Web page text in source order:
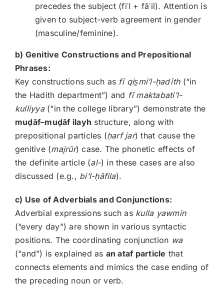
precedes the subject (fiʿl + fāʿil). Attention is
given to subject-verb agreement in gender
(masculine/feminine).
b) Genitive Constructions and Prepositional
Phrases:
Key constructions such as fī qis̱mi’l-ḥadīth(“in
the Hadith department”) and fī maktabati’l-
kulliyya(“in the college library”) demonstrate the
muḍāf–muḍāf ilayh structure, along with
prepositional particles (ḥarf jar) that cause the
genitive (majrūr) case. The phonetic effects of
the definite article (al-) in these cases are also
discussed (e.g., bi’l-ḥāfila).
c) Use of Adverbials and Conjunctions:
Adverbial expressions such as kulla yawmin
(“every day”) are shown in various syntactic
positions. The coordinating conjunction wa
(“and”) is explained as an ataf particle that
connects elements and mimics the case ending of
the preceding noun or verb.